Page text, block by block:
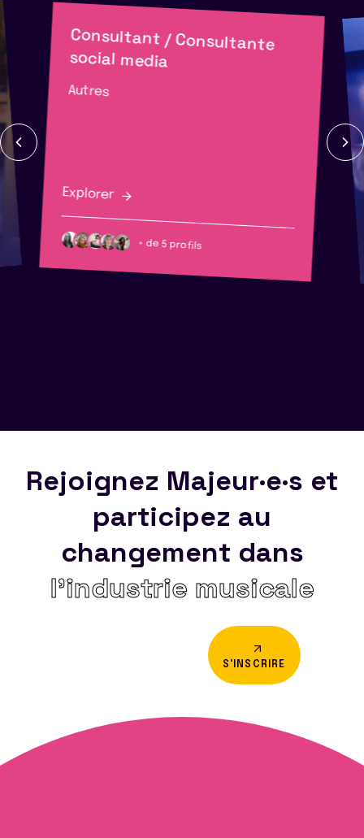
Consultant / Consultante
social media
Autres
Explorer
+ de 5 profils
Rejoignez Majeur·e·s et
participez au
changement dans
l’industrie musicale
S'INSCRIRE